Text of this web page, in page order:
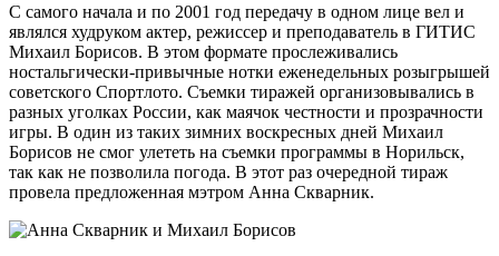
С самого начала и по 2001 год передачу в одном лице вел и
являлся худруком актер, режиссер и преподаватель в ГИТИС
Михаил Борисов. В этом формате прослеживались
ностальгически-привычные нотки еженедельных розыгрышей
советского Спортлото. Съемки тиражей организовывались в
разных уголках России, как маячок честности и прозрачности
игры. В один из таких зимних воскресных дней Михаил
Борисов не смог улететь на съемки программы в Норильск,
так как не позволила погода. В этот раз очередной тираж
провела предложенная мэтром Анна Скварник.